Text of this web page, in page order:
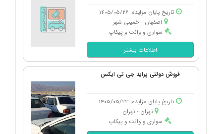
تاریخ پایان مزایده: 1405/05/26
اصفهان - خمینی شهر
سواری و وانت و پیکاپ
اطلاعات بیشتر
فروش دولتی پراید جی تی ایکس
تاریخ پایان مزایده: 1405/05/23
تهران - تهران
سواری و وانت و پیکاپ